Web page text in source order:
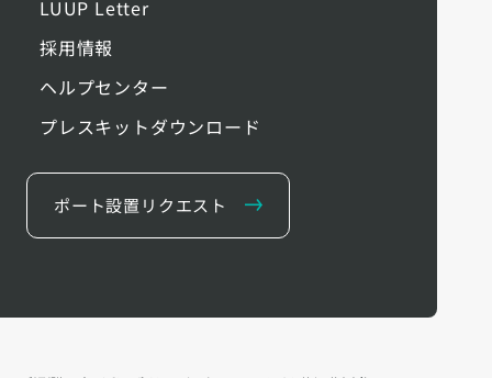
LUUP Letter
採用情報
ヘルプセンター
プレスキットダウンロード
ポート設置リクエスト